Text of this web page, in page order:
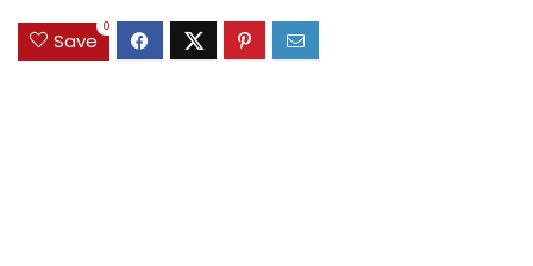
Save
0